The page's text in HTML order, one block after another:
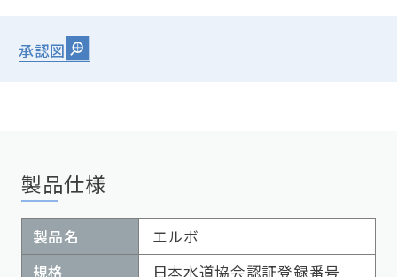
承認図
製品仕様
製品名
エルボ
規格
日本水道協会認証登録番号